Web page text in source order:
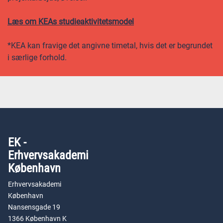
Læs om KEAs studieaktivitetsmodel
*KEA kan fravige det angivne timetal, hvis det er begrundet
i særlige forhold.
EK -
Erhvervsakademi
København
Erhvervsakademi
København
Nansensgade 19
1366 København K